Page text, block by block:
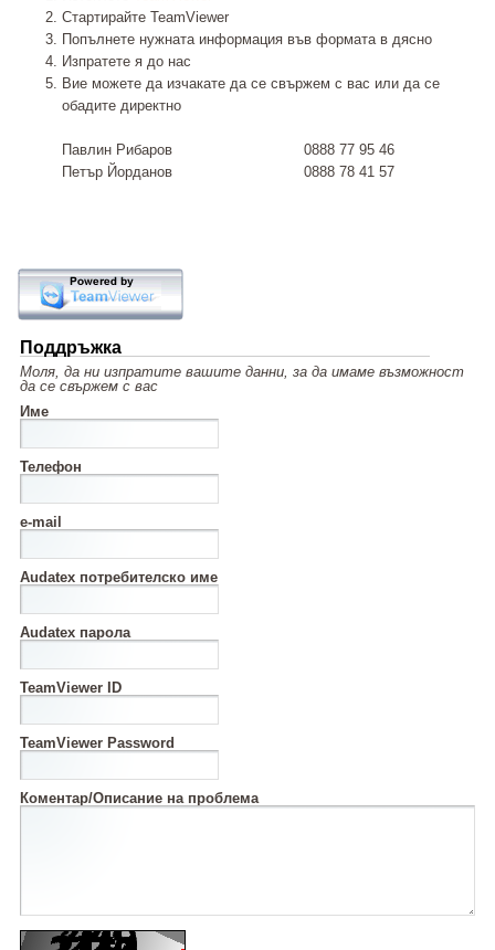
Стартирайте TeamViewer
Попълнете нужната информация във формата в дясно
Изпратете я до нас
Вие можете да изчакате да се свържем с вас или да се
обадите директно
Павлин Рибаров
0888 77 95 46
Петър Йорданов
0888 78 41 57
Поддръжка
Моля, да ни изпратите вашите данни, за да имаме възможност
да се свържем с вас
Име
Телефон
e-mail
Audatex потребителско име
Audatex парола
TeamViewer ID
TeamViewer Password
Коментар/Описание на проблема